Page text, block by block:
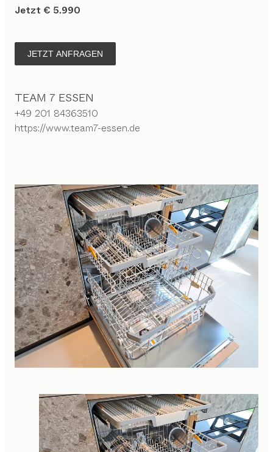
Jetzt € 5.990
JETZT ANFRAGEN
TEAM 7 ESSEN
+49 201 84363510
https://www.team7-essen.de